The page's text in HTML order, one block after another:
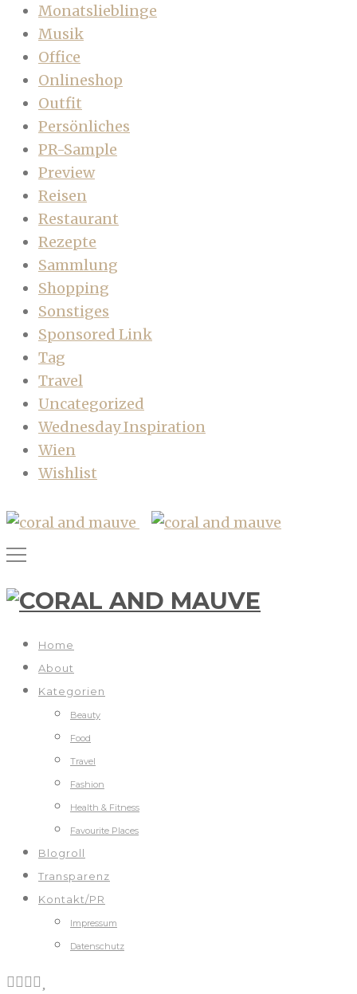
Monatslieblinge
Musik
Office
Onlineshop
Outfit
Persönliches
PR-Sample
Preview
Reisen
Restaurant
Rezepte
Sammlung
Shopping
Sonstiges
Sponsored Link
Tag
Travel
Uncategorized
Wednesday Inspiration
Wien
Wishlist
Home
About
Kategorien
Beauty
Food
Travel
Fashion
Health & Fitness
Favourite Places
Blogroll
Transparenz
Kontakt/PR
Impressum
Datenschutz